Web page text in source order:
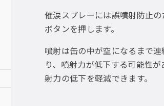
催涙スプレーには誤噴射防止
ボタンを押します。
噴射は缶の中が空になるまで
り、噴射力が低下する可能性
射力の低下を軽減できます。